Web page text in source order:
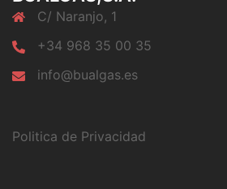
C/ Naranjo, 1
+34 968 35 00 35
info@bualgas.es
Politica de Privacidad